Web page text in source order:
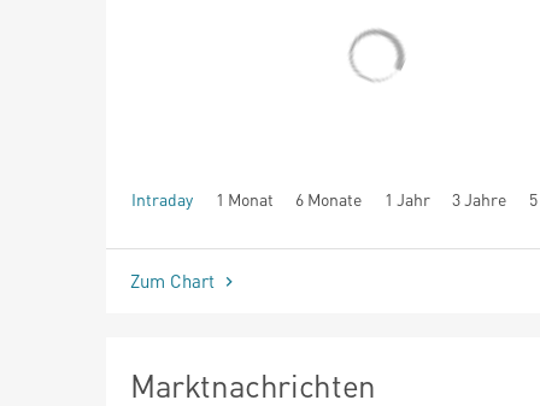
Intraday 1 Monat 6 Monate 1 Jahr 3 Jahre
seit Beginn
Zum Chart
Marktnachrichten